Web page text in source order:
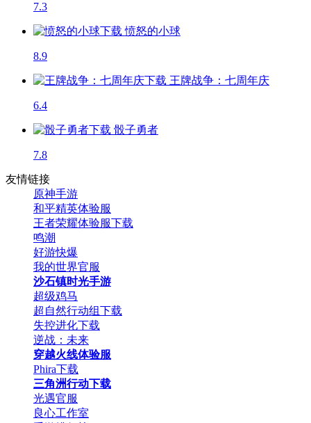
7.3
愤怒的小球
8.9
王牌战争：七周年庆
6.4
骰子勇者
7.8
友情链接
原神手游
和平精英体验服
王者荣耀体验服下载
鸣潮
好游快爆
我的世界官服
沙石镇时光手游
超级鸡马
超自然行动组下载
失控进化下载
逆战：未来
穿越火线体验服
Phira下载
三角洲行动下载
光遇官服
良心工作室